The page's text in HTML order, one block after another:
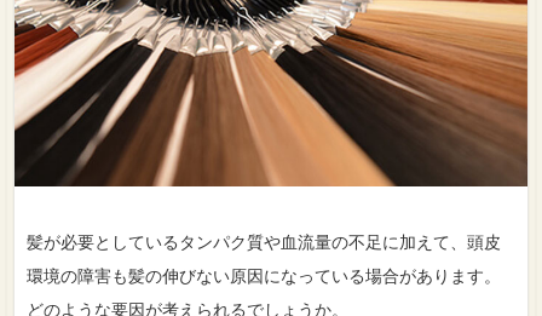
髪が必要としているタンパク質や血流量の不足に加えて、頭皮
環境の障害も髪の伸びない原因になっている場合があります。
どのような要因が考えられるでしょうか。